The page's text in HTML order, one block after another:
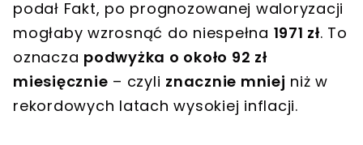
podał Fakt, po prognozowanej waloryzacji
mogłaby wzrosnąć do niespełna 1971 zł. To
oznacza podwyżka o około 92 zł
miesięcznie – czyli znacznie mniej niż w
rekordowych latach wysokiej inflacji.